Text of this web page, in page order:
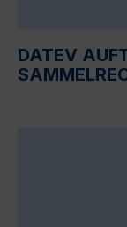
DATEV